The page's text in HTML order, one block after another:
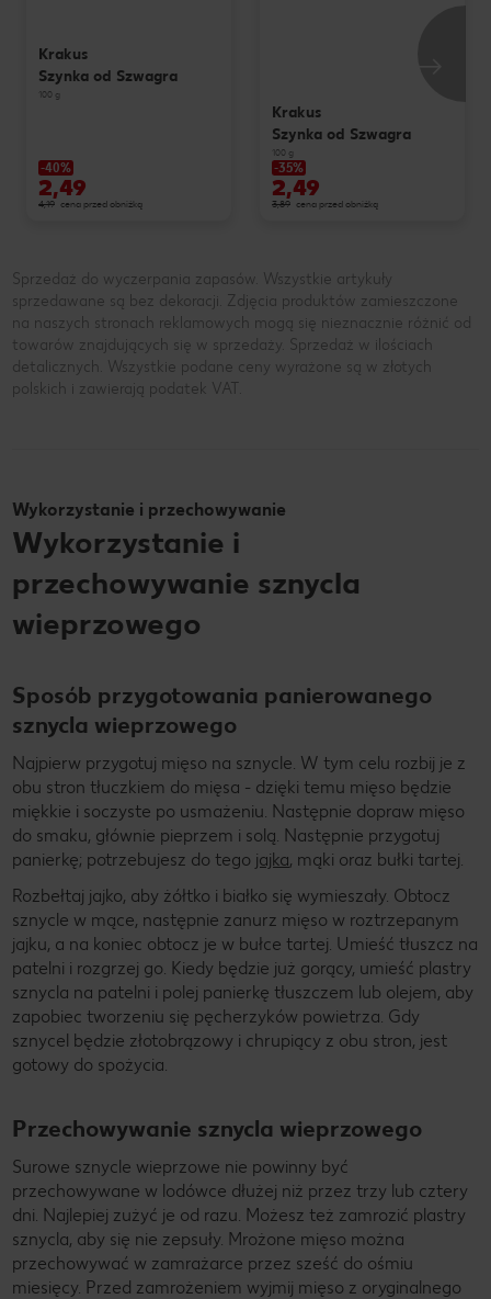
Krakus
Szynka od Szwagra
100 g
-40%
2,49
4,19 cena przed obniżką
Krakus
Szynka od Szwagra
100 g
-35%
2,49
3,89 cena przed obniżką
Sprzedaż do wyczerpania zapasów. Wszystkie artykuły
sprzedawane są bez dekoracji. Zdjęcia produktów zamieszczone
na naszych stronach reklamowych mogą się nieznacznie różnić od
towarów znajdujących się w sprzedaży. Sprzedaż w ilościach
detalicznych. Wszystkie podane ceny wyrażone są w złotych
polskich i zawierają podatek VAT.
Wykorzystanie i przechowywanie
Wykorzystanie i
przechowywanie sznycla
wieprzowego
Sposób przygotowania panierowanego
sznycla wieprzowego
Najpierw przygotuj mięso na sznycle. W tym celu rozbij je z
obu stron tłuczkiem do mięsa - dzięki temu mięso będzie
miękkie i soczyste po usmażeniu. Następnie dopraw mięso
do smaku, głównie pieprzem i solą. Następnie przygotuj
panierkę; potrzebujesz do tego jajka, mąki oraz bułki tartej.
Rozbełtaj jajko, aby żółtko i białko się wymieszały. Obtocz
sznycle w mące, następnie zanurz mięso w roztrzepanym
jajku, a na koniec obtocz je w bułce tartej. Umieść tłuszcz na
patelni i rozgrzej go. Kiedy będzie już gorący, umieść plastry
sznycla na patelni i polej panierkę tłuszczem lub olejem, aby
zapobiec tworzeniu się pęcherzyków powietrza. Gdy
sznycel będzie złotobrązowy i chrupiący z obu stron, jest
gotowy do spożycia.
Przechowywanie sznycla wieprzowego
Surowe sznycle wieprzowe nie powinny być
przechowywane w lodówce dłużej niż przez trzy lub cztery
dni. Najlepiej zużyć je od razu. Możesz też zamrozić plastry
sznycla, aby się nie zepsuły. Mrożone mięso można
przechowywać w zamrażarce przez sześć do ośmiu
miesięcy. Przed zamrożeniem wyjmij mięso z oryginalnego